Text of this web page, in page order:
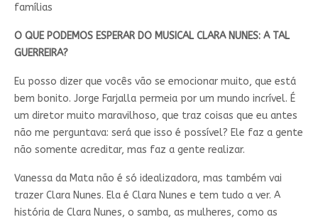
famílias
O QUE PODEMOS ESPERAR DO MUSICAL CLARA NUNES: A TAL
GUERREIRA?
Eu posso dizer que vocês vão se emocionar muito, que está
bem bonito. Jorge Farjalla permeia por um mundo incrível. É
um diretor muito maravilhoso, que traz coisas que eu antes
não me perguntava: será que isso é possível? Ele faz a gente
não somente acreditar, mas faz a gente realizar.
Vanessa da Mata não é só idealizadora, mas também vai
trazer Clara Nunes. Ela é Clara Nunes e tem tudo a ver. A
história de Clara Nunes, o samba, as mulheres, como as